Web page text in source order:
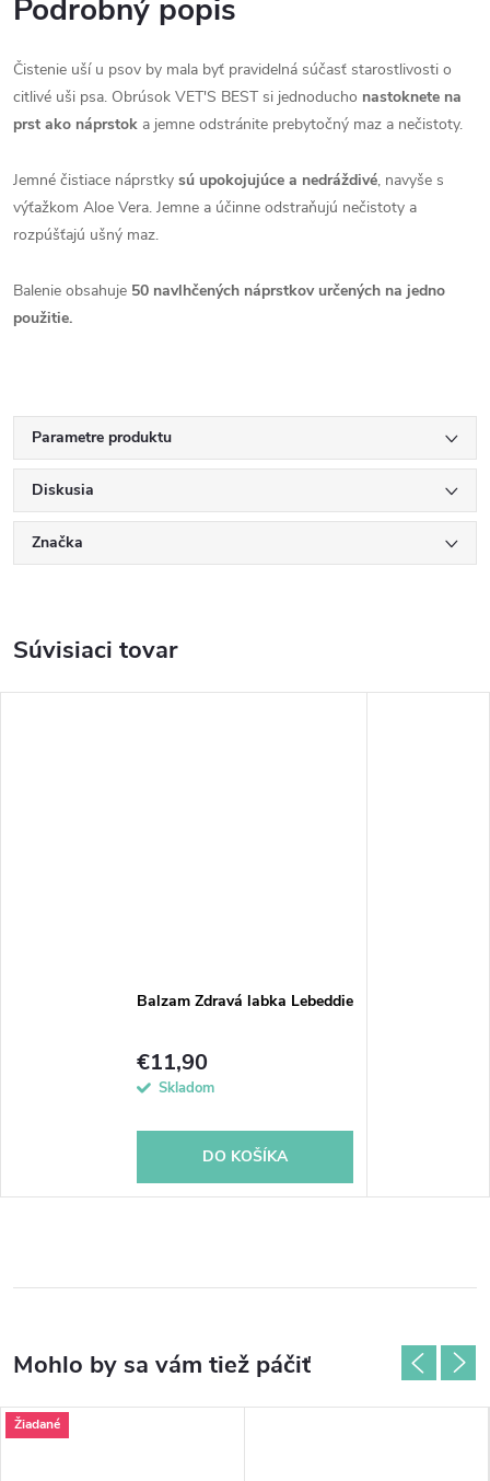
Podrobný popis
Čistenie uší u psov by mala byť pravidelná súčasť starostlivosti o
citlivé uši psa. Obrúsok VET'S BEST si jednoducho nastoknete na
prst ako náprstok a jemne odstránite prebytočný maz a nečistoty.
Jemné čistiace náprstky sú upokojujúce a nedráždivé, navyše s
výťažkom Aloe Vera. Jemne a účinne odstraňujú nečistoty a
rozpúšťajú ušný maz.
Balenie obsahuje 50 navlhčených náprstkov určených na jedno
použitie.
Parametre produktu
Diskusia
Značka
Súvisiaci tovar
Balzam Zdravá labka Lebeddie
€11,90
Skladom
DO KOŠÍKA
Žiadané